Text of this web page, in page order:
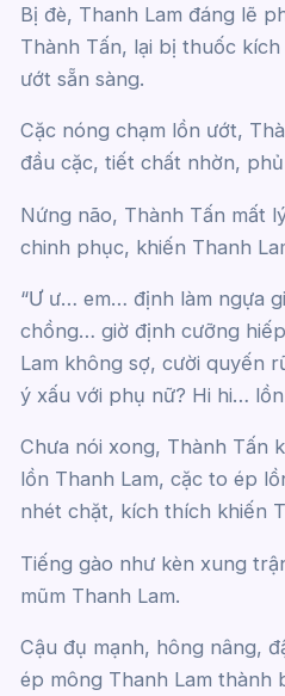
Bị đè, Thanh Lam đáng lẽ
Thành Tấn, lại bị thuốc
ướt sẵn sàng.
Cặc nóng chạm lồn ướt,
đầu cặc, tiết chất nhờn,
Nứng não, Thành Tấn mất
chinh phục, khiến Thanh
“Ư ư… em… định làm ngựa
chồng… giờ định cưỡng
Lam không sợ, cười quyến
ý xấu với phụ nữ? Hi hi…
Chưa nói xong, Thành Tấn
lồn Thanh Lam, cặc to ép
nhét chặt, kích thích khiến
Tiếng gào như kèn xung
mũm Thanh Lam.
Cậu đụ mạnh, hông nâng,
ép mông Thanh Lam thành